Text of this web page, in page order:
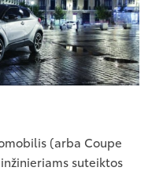
(arba Coupe
suteiktos